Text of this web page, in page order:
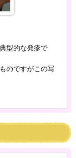
型的な発疹で
のですがこの写